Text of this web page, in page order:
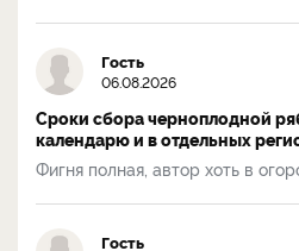
Гость
06.08.2026
Сроки сбора черноплодной
календарю и в отдельных
Фигня полная, автор хоть в
Гость